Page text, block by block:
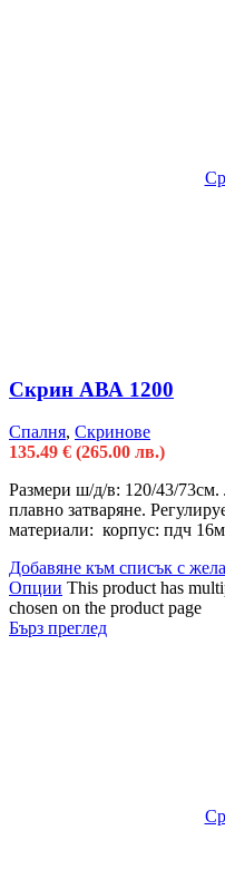
Скрин АВА 1200
Спалня, Скринове
135.49 € (265.00 лв.)
Размери ш/д/в: 120/43/
плавно затваряне.
материали: корпус: пдч
Добавяне към списък с
Опции This product has
chosen on the product page
Бърз преглед